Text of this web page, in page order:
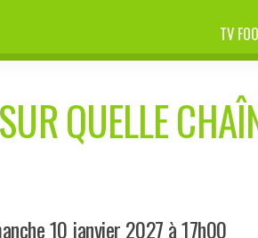
TV
QUELLE
10 janvier 2027 à 17h00